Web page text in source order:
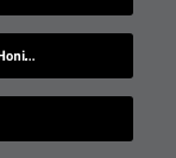
Hilf den Bären auf der Suche nach dem Honigdieb